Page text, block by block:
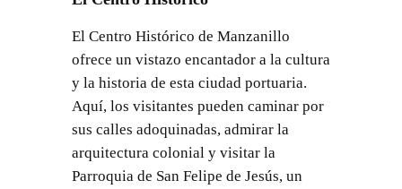
El Centro Histórico de Manzanillo
ofrece un vistazo encantador a la cultura
y la historia de esta ciudad portuaria.
Aquí, los visitantes pueden caminar por
sus calles adoquinadas, admirar la
arquitectura colonial y visitar la
Parroquia de San Felipe de Jesús, un